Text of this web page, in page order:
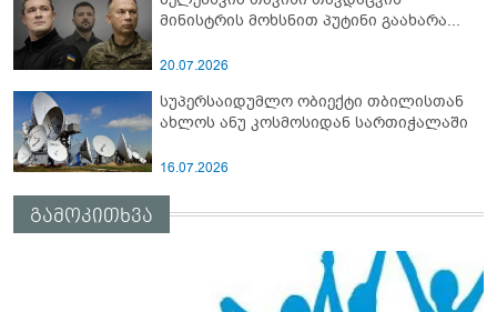
მინისტრის მოხსნით პუტინი გაახარა...
20.07.2026
სუპერსაიდუმლო ობიექტი თბილისთან
ახლოს ანუ კოსმოსიდან სართიჭალაში
16.07.2026
გამოკითხვა